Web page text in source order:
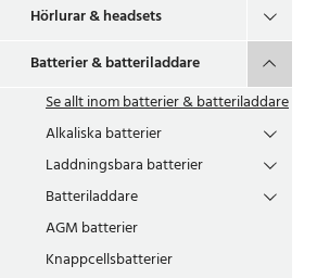
Hörlurar & headsets
Batterier & batteriladdare
Se allt inombatterier & batteriladdare
Alkaliska batterier
Laddningsbara batterier
Batteriladdare
AGM batterier
Knappcellsbatterier